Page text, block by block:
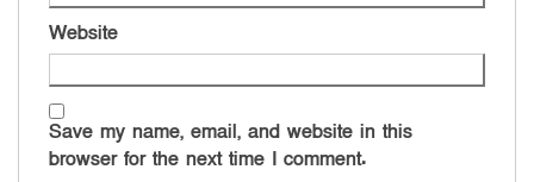
Website
Save my name, email, and website in this
browser for the next time I comment.